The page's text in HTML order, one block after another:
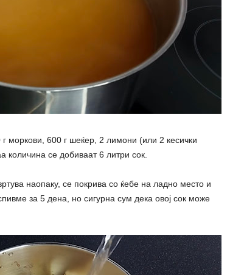
г моркови, 600 г шеќер, 2 лимони (или 2 кесички
се добиваат 6 литри сок.
наопаку, се покрива со ќебе на ладно место и
за 5 дена, но сигурна сум дека овој сок може